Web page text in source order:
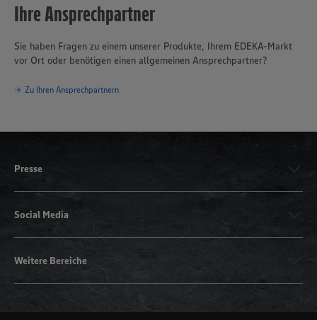
Ihre Ansprechpartner
Sie haben Fragen zu einem unserer Produkte, Ihrem EDEKA-Markt
vor Ort oder benötigen einen allgemeinen Ansprechpartner?
Zu Ihren Ansprechpartnern
Presse
Social Media
Weitere Bereiche